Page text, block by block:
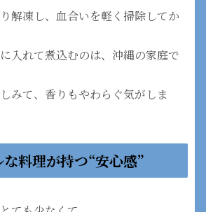
解凍し、血合いを軽く掃除してか
入れて煮込むのは、沖縄の家庭で
みて、香りもやわらぐ気がしま
な料理が持つ“安心感”